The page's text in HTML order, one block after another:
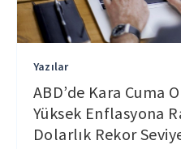
Yazılar
ABD’de Kara Cuma
Yüksek Enflasyona
Dolarlık Rekor